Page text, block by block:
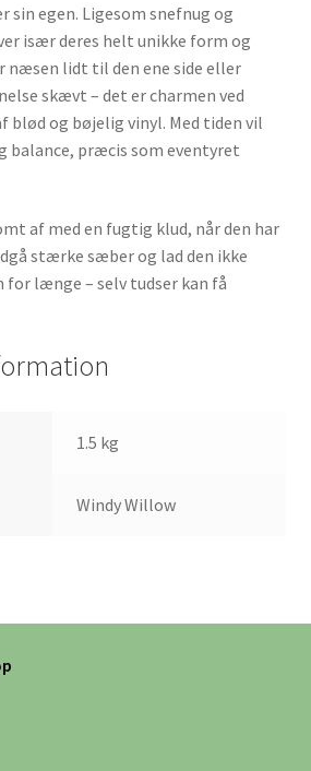
sin egen. Ligesom snefnug og
især deres helt unikke form og
næsen lidt til den ene side eller
skævt – det er charmen ved
blød og bøjelig vinyl. Med tiden vil
balance, præcis som eventyret
af med en fugtig klud, når den har
stærke sæber og lad den ikke
for længe – selv tudser kan få
1.5 kg
Windy Willow